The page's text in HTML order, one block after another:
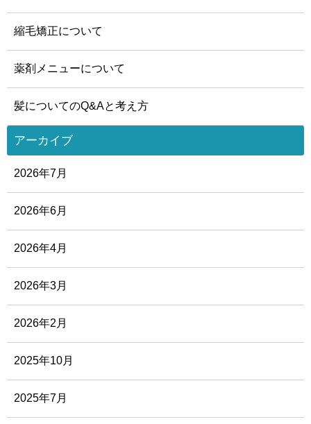
縮毛矯正について
薬剤メニューについて
髪についてのQ&Aと考え方
アーカイブ
2026年7月
2026年6月
2026年4月
2026年3月
2026年2月
2025年10月
2025年7月